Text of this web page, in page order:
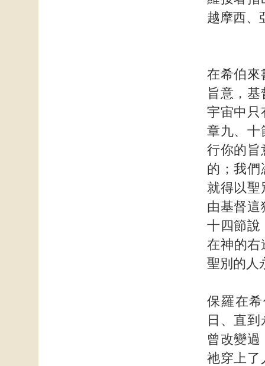
越摩西、
在希伯來
旨意，
宇宙中只
章九、十
行你的旨
的；我們
就得以聖
由基督這
十四節說
在神的
聖別的人
保羅在
日、直
曾改變
祂穿上了